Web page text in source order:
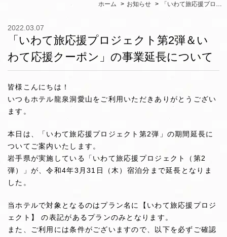
ホーム お知らせ 「いわて旅応援プロジェクト第2弾＆いわて応援クーポン」の事業延長について
2022.03.07
「いわて旅応援プロジェクト第2弾＆い
わて応援クーポン」の事業延長について
皆様こんにちは！
いつもホテル龍泉洞愛山をご利用いただきありがとうござい
ます。
本日は、「いわて旅応援プロジェクト第2弾」の期間延長に
ついてご案内いたします。
岩手県が実施している「いわて旅応援プロジェクト（第2
弾）」が、令和4年3月31日（木）宿泊分まで延長となりま
した。
当ホテルで対象となるのはプラン名に【いわて旅応援プロジ
ェクト】 の表記があるプランのみとなります。
また、ご利用には条件がございますので、以下を必ずご確認